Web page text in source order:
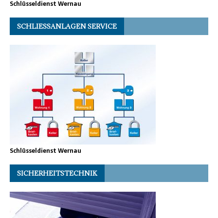
Schlüsseldienst Wernau
SCHLIESSANLAGEN SERVICE
Schlüsseldienst Wernau
SICHERHEITSTECHNIK